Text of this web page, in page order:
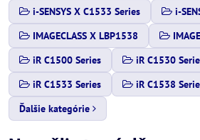
i-SENSYS X C1533 Series
i-
IMAGECLASS X LBP1538
iR C1500 Series
iR C1530
iR C1533 Series
iR C1538
Ďalšie kategórie